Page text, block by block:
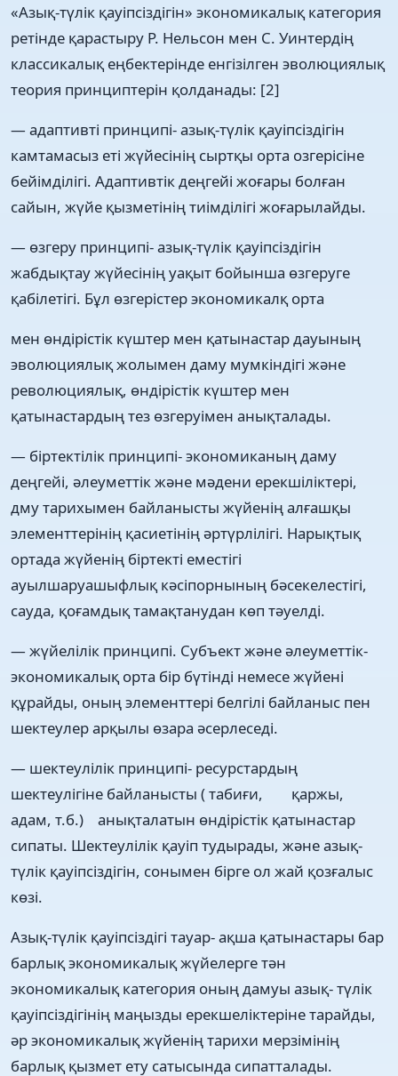
«Азық-түлік қауіпсіздігін» экономикалық категория
ретінде қарастыру Р. Нельсон мен С. Уинтердің
классикалық еңбектерінде енгізілген эволюциялық
теория принциптерін қолданады: [2]
— адаптивті принципі- азық-түлік қауіпсіздігін
камтамасыз еті жүйесінің сыртқы орта озгерісіне
бейімділігі. Адаптивтік деңгейі жоғары болған
сайын, жүйе қызметінің тиімділігі жоғарылайды.
— өзгеру принципі- азық-түлік қауіпсіздігін
жабдықтау жүйесінің уақыт бойынша өзгеруге
қабілетігі. Бұл өзгерістер экономикалқ орта
мен өндірістік күштер мен қатынастар дауының
эволюциялық жолымен даму мумкіндігі және
революциялық, өндірістік күштер мен
қатынастардың тез өзгеруімен анықталады.
— біртектілік принципі- экономиканың даму
деңгейі, әлеуметтік және мәдени ерекшіліктері,
дму тарихымен байланысты жүйенің алғашқы
элементтерінің қасиетінің әртүрлілігі. Нарықтық
ортада жүйенің біртекті еместігі
ауылшаруашыфлық кәсіпорнының бәсекелестігі,
сауда, қоғамдық тамақтанудан көп тәуелді.
— жүйелілік принципі. Субъект және әлеуметтік-
экономикалық орта бір бүтінді немесе жүйені
құрайды, оның элементтері белгілі байланыс пен
шектеулер арқылы өзара әсерлеседі.
— шектеулілік принципі- ресурстардың
шектеулігіне байланысты ( табиғи, қаржы,
адам, т.б.) анықталатын өндірістік қатынастар
сипаты. Шектеулілік қауіп тудырады, және азық-
түлік қауіпсіздігін, сонымен бірге ол жай қозғалыс
көзі.
Азық-түлік қауіпсіздігі тауар- ақша қатынастары бар
барлық экономикалық жүйелерге тән
экономикалық категория оның дамуы азық- түлік
қауіпсіздігінің маңызды ерекшеліктеріне тарайды,
әр экономикалық жүйенің тарихи мерзімінің
барлық қызмет ету сатысында сипатталады.